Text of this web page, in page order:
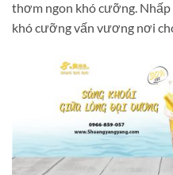
thơm ngon khó cưỡng. Nhấp
khó cưỡng vấn vương nơi